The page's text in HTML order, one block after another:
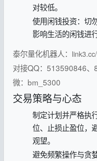
对较低‌。
使用闲钱投资‌：切
影响生活的闲钱进
泰尔量化机器人：
对接QQ：513590846
微：bm_5300
交易策略与心态
制定计划并严格执
位、止损止盈位，
观望‌。
避免频繁操作与贪